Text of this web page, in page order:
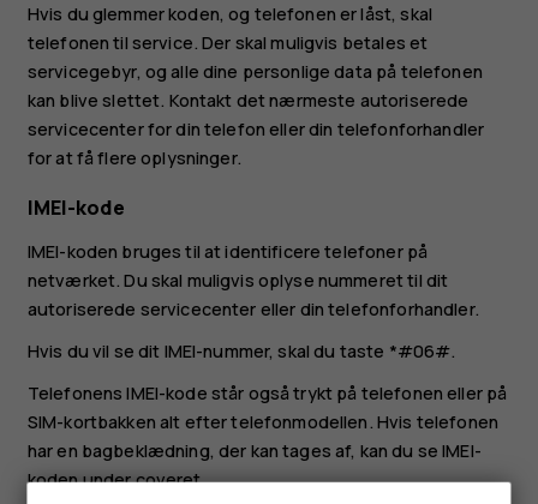
Hvis du glemmer koden, og telefonen er låst, skal
telefonen til service. Der skal muligvis betales et
servicegebyr, og alle dine personlige data på telefonen
kan blive slettet. Kontakt det nærmeste autoriserede
servicecenter for din telefon eller din telefonforhandler
for at få flere oplysninger.
IMEI-kode
IMEI-koden bruges til at identificere telefoner på
netværket. Du skal muligvis oplyse nummeret til dit
autoriserede servicecenter eller din telefonforhandler.
Hvis du vil se dit IMEI-nummer, skal du taste *#06#.
Telefonens IMEI-kode står også trykt på telefonen eller på
SIM-kortbakken alt efter telefonmodellen. Hvis telefonen
har en bagbeklædning, der kan tages af, kan du se IMEI-
koden under coveret.